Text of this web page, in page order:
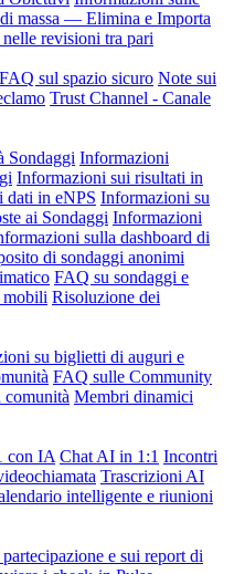
massa — Elimina e Importa
revisioni tra pari
FAQ sul spazio sicuro Note sui
Trust Channel - Canale
Sondaggi Informazioni
Informazioni sui risultati in
dati in eNPS Informazioni su
ai Sondaggi Informazioni
sulla dashboard di
di sondaggi anonimi
FAQ su sondaggi e
mobili Risoluzione dei
su biglietti di auguri e
FAQ sulle Community
comunità Membri dinamici
con IA Chat AI in 1:1 Incontri
Trascrizioni AI
intelligente e riunioni
e sui report di